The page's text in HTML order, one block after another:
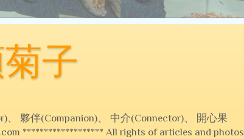
子
夥伴(Companion)、 中介(Connector)、 開心果
******************* All rights of articles and photos